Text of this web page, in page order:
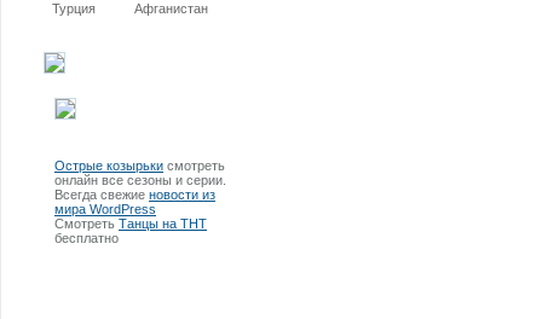
Турция Афганистан
Острые козырьки смотреть
онлайн все сезоны и серии.
Всегда свежие новости из
мира WordPress
Смотреть Танцы на ТНТ
бесплатно